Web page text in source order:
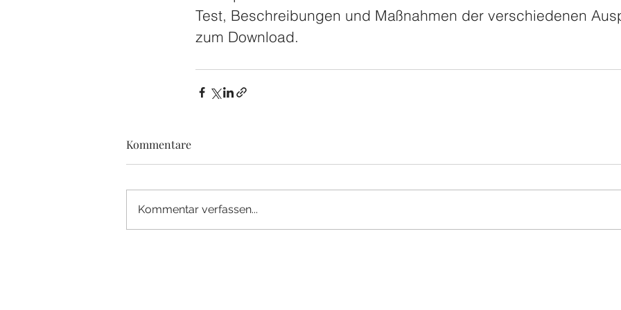
Test, Beschreibungen und Maßnahmen der verschiedenen
zum Download.
Kommentare
Kommentar verfassen...